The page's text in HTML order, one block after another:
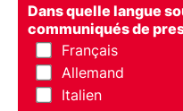
Dans quelle langue
communiqués de
Français
Allemand
Italien